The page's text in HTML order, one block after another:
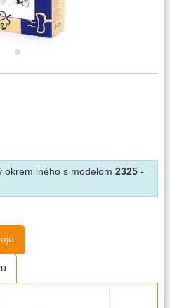
okrem iného s modelom 2325 -